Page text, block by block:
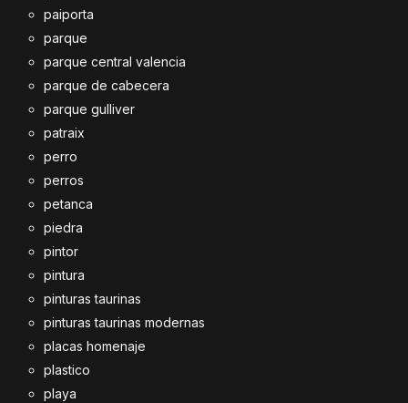
paiporta
parque
parque central valencia
parque de cabecera
parque gulliver
patraix
perro
perros
petanca
piedra
pintor
pintura
pinturas taurinas
pinturas taurinas modernas
placas homenaje
plastico
playa